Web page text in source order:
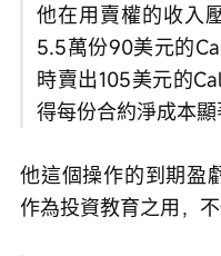
他在用賣權的收入
5.5萬份90美元的
時賣出105美元的
得每份合約淨成本顯
他這個操作的到期盈
作為投資教育之用，